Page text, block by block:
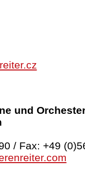
und
/ Fax: +49